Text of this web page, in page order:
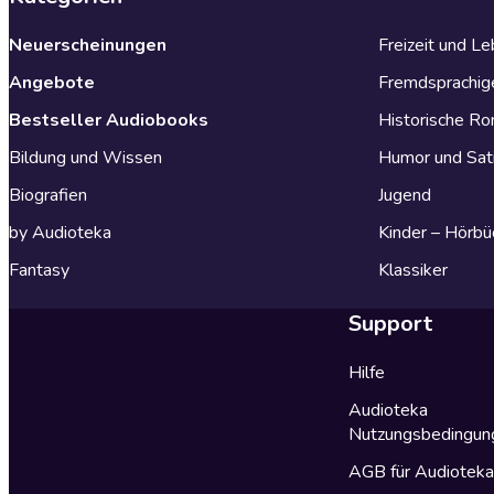
Neuerscheinungen
Angebote
Bestseller Audiobooks
Bildung und Wissen
Biografien
by Audioteka
Fantasy
Freizeit und
Historische
Humor und
Jugend
Kinder –
Klassiker
Support
Hilfe
Audioteka
AGB für